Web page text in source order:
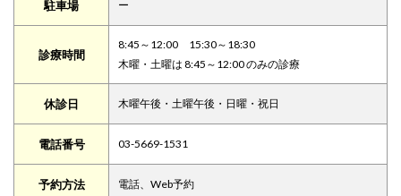
駐車場 ー
診療時間
8:45～12:00 15:30～18:30
木曜・土曜は 8:45～12:00 のみの診療
休診日 木曜午後・土曜午後・日曜・祝日
電話番号 03-5669-1531
予約方法 電話、Web予約